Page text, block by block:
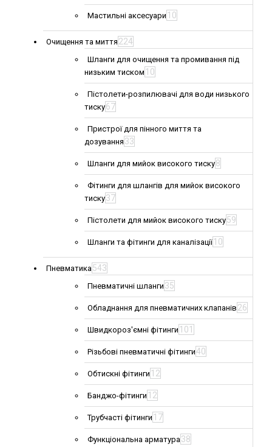
Мастильні аксесуари 10
Очищення та миття 224
Шланги для очищення та промивання під
низьким тиском 10
Пістолети-розпилювачі для води низького
тиску67
Пристрої для пінного миття та
дозування 33
Шланги для мийок високого тиску8
Фітинги для шлангів для мийок високого
тиску37
Пістолети для мийок високого тиску59
Шланги та фітинги для каналізації 10
Пневматика543
Пневматичні шланги 35
Обладнання для пневматичних клапанів 26
Швидкороз'ємні фітинги 101
Різьбові пневматичні фітинги40
Обтискні фітинги 12
Банджо-фітинги 12
Трубчасті фітинги 17
Функціональна арматура38